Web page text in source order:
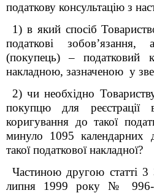
податкову консультацію з
1) в який спосіб
податкові
(покупець) – податковий
накладною, зазначеною у
2) чи необхідно
покупцю для
коригування до такої
минуло 1095 календарних
такої податкової накладної?
Частиною другою статті 3
липня 1999 року